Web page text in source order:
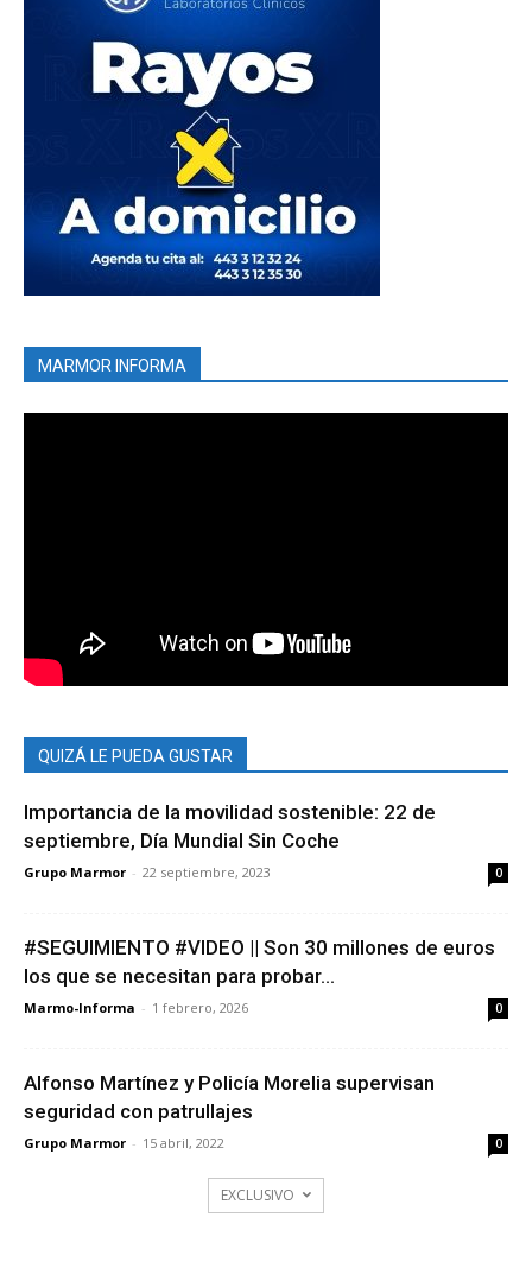
MARMOR INFORMA
QUIZÁ LE PUEDA GUSTAR
Importancia de la movilidad sostenible: 22 de
septiembre, Día Mundial Sin Coche
Grupo Marmor - 22 septiembre, 2023 0
#SEGUIMIENTO #VIDEO || Son 30 millones de euros
los que se necesitan para probar...
Marmo-Informa - 1 febrero, 2026 0
Alfonso Martínez y Policía Morelia supervisan
seguridad con patrullajes
Grupo Marmor - 15 abril, 2022 0
EXCLUSIVO